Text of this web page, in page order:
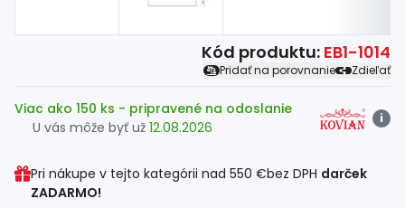
Kód produktu: EB1-1014
Pridať na porovnanie Zdieľať
Viac ako 150 ks - pripravené na odoslanie
U vás môže byť už 12.08.2026
i
Pri nákupe v tejto kategórii nad 550 €bez DPH darček
ZADARMO!